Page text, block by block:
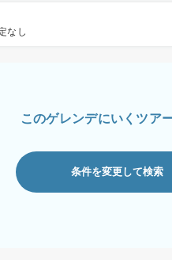
なし
このゲレンデにいくツア
条件を変更して検索